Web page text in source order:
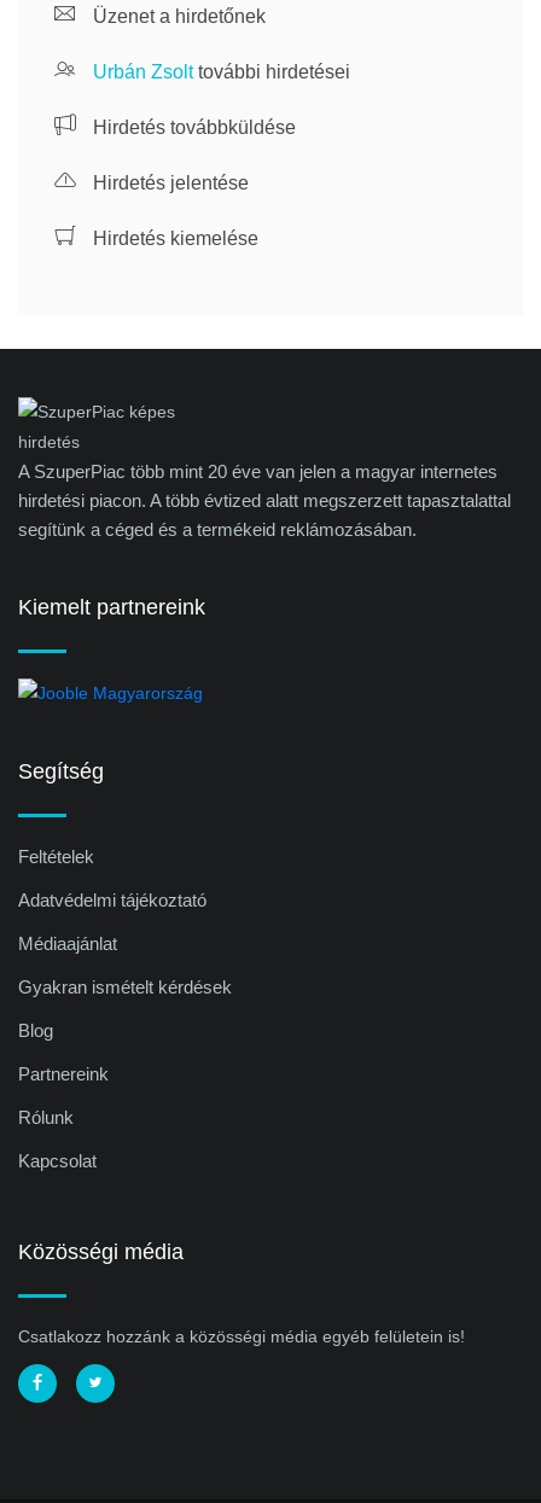
Üzenet a hirdetőnek
Urbán Zsolttovábbi hirdetései
Hirdetés továbbküldése
Hirdetés jelentése
Hirdetés kiemelése
A SzuperPiac több mint 20 éve van jelen a magyar internetes
hirdetési piacon. A több évtized alatt megszerzett tapasztalattal
segítünk a céged és a termékeid reklámozásában.
Kiemelt partnereink
Segítség
Feltételek
Adatvédelmi tájékoztató
Médiaajánlat
Gyakran ismételt kérdések
Blog
Partnereink
Rólunk
Kapcsolat
Közösségi média
Csatlakozz hozzánk a közösségi média egyéb felületein is!